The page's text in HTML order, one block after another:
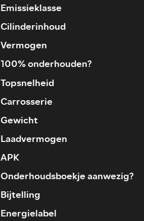
Emissieklasse
Cilinderinhoud
Vermogen
100% onderhouden?
Topsnelheid
Carrosserie
Gewicht
Laadvermogen
APK
Onderhoudsboekje aanwezig?
Bijtelling
Energielabel